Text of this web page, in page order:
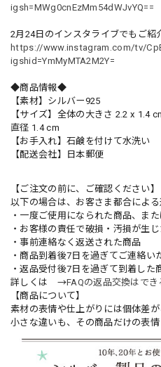
igsh=MWg0cnEzMm54dWJvYQ==
2月24日のインスタライブでもご紹
https://www.instagram.com/tv/
igshid=YmMyMTA2M2Y=
◆商品情報◆
【素材】シルバー925
【サイズ】全体の大きさ 2.2 x 1.4
直径 1.4 cm
【お手入れ】石鹸を付けて水洗い
【配送会社】日本郵便
【ご注文の前に、ご確認ください】
以下の場合は、お客さま都合によ
・一度ご使用になられた商品、ま
・お客様の責任で破損・汚損が生
・事前連絡なく返送された商品
・商品到着後7日を過ぎてご連絡い
・返品受付後7日を過ぎて到着した
詳しくは →FAQの返品交換はでき
【商品について】
素材の表情や仕上がりには個体差が
小さな違いも、その商品だけの表情